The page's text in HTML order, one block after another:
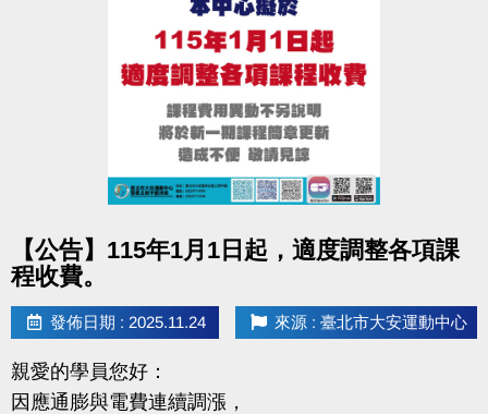
※網路報名僅開放四日內課程，且課程當天僅開放現場報名，額
※報名後不得延期、換堂，如因私人因素辦理退費，需酌收20%
電話洽詢 (02)2396-0300 分機103、104
【公告】115年1月1日起，適度調整各項課
程收費。
發佈日期 : 2025.11.24 來源 : 臺北市大安運動中心
親愛的學員您好：
因應通膨與電費連續調漲，